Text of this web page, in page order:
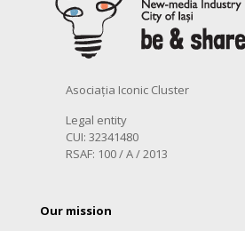
Asociația Iconic Cluster
Legal entity
CUI: 32341480
RSAF: 100 / A / 2013
Our mission